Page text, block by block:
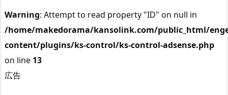
Warning: Attempt to read property "ID" on null in
/home/makedorama/kansolink.com/public_html/
content/plugins/ks-control/ks-control-adsense.php
on line 13
広告